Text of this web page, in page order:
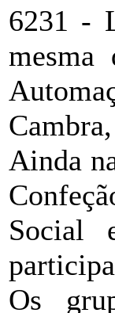
6231 -
mesma
Ainda
Social
Os